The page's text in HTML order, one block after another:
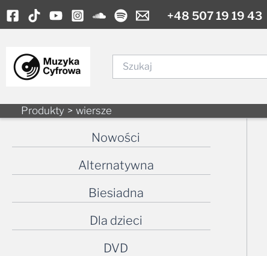
Skip
to
+48 507 19 19 43
Produkty wiersze
Nowości
Alternatywna
Biesiadna
Dla dzieci
DVD